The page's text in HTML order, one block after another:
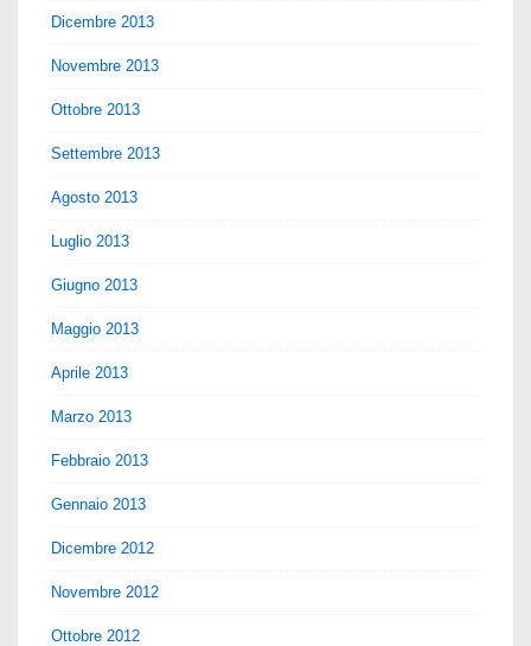
Dicembre 2013
Novembre 2013
Ottobre 2013
Settembre 2013
Agosto 2013
Luglio 2013
Giugno 2013
Maggio 2013
Aprile 2013
Marzo 2013
Febbraio 2013
Gennaio 2013
Dicembre 2012
Novembre 2012
Ottobre 2012